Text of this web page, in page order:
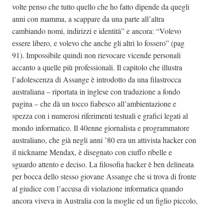
volte penso che tutto quello che ho fatto dipende da quegli
anni con mamma, a scappare da una parte all’altra
cambiando nomi, indirizzi e identità” e ancora: “Volevo
essere libero, e volevo che anche gli altri lo fossero” (pag
91). Impossibile quindi non rievocare vicende personali
accanto a quelle più professionali. Il capitolo che illustra
l’adolescenza di Assange è introdotto da una filastrocca
australiana – riportata in inglese con traduzione a fondo
pagina – che dà un tocco fiabesco all’ambientazione e
spezza con i numerosi riferimenti testuali e grafici legati al
mondo informatico. Il 40enne giornalista e programmatore
australiano, che già negli anni ’80 era un attivista hacker con
il nickname Mendax, è disegnato con ciuffo ribelle e
sguardo attento e deciso. La filosofia hacker è ben delineata
per bocca dello stesso giovane Assange che si trova di fronte
al giudice con l’accusa di violazione informatica quando
ancora viveva in Australia con la moglie ed un figlio piccolo,